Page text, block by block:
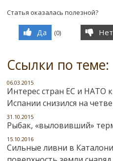
Статья оказалась полезной?
Да (0) Нет
Ссылки по теме:
06.03.2015
Интерес стран ЕС и НАТО
Испании снизился на
31.10.2015
Рыбак, «выловивший»
15.10.2016
Сильные ливни в